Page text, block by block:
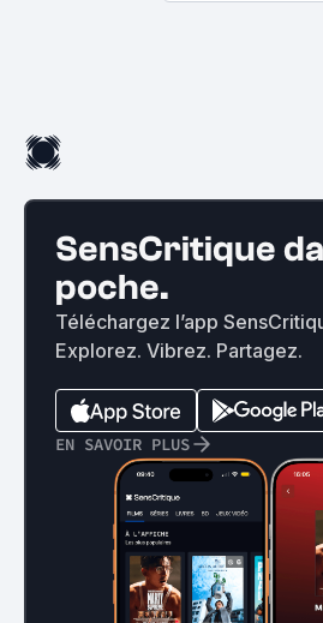
SensCritique
poche.
Téléchargez l’app
Explorez. Vibrez. Partagez.
EN SAVOIR PLUS